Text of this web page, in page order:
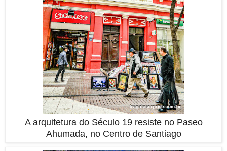
A arquitetura do Século 19 resiste no Paseo
Ahumada, no Centro de Santiago